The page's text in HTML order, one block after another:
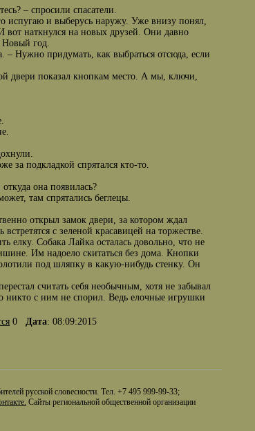
– спросили спасатели.
испугаю и выберусь наружу. Уже внизу понял,
вот наткнулся на новых друзей. Они давно
Новый год.
– Нужно придумать, как выбраться отсюда, если
двери показал кнопкам место. А мы, ключи,
подкладкой спрятался кто-то.
она появилась?
там спрятались беглецы.
открыл замок двери, за котором ждал
с зеленой красавицей на торжестве.
елку. Собака Лайка осталась довольно, что не
Им надоело скитаться без дома. Кнопки
под шляпку в какую-нибудь стенку. Он
считать себя необычным, хотя не забывал
никто с ним не спорил. Ведь елочные игрушки
0 Дата: 08:09:2015
русской словесности. Тел. +7 495 999-99-33;
Сайты региональной общественной организации